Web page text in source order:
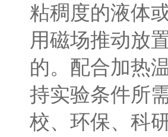
粘稠度的液体
用磁场推动放
的。配合加热
持实验条件所
校、环保、科